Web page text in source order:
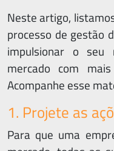
Neste artigo,
processo de gestão
impulsionar o seu
mercado com
Acompanhe esse
1. Projete as
Para que uma